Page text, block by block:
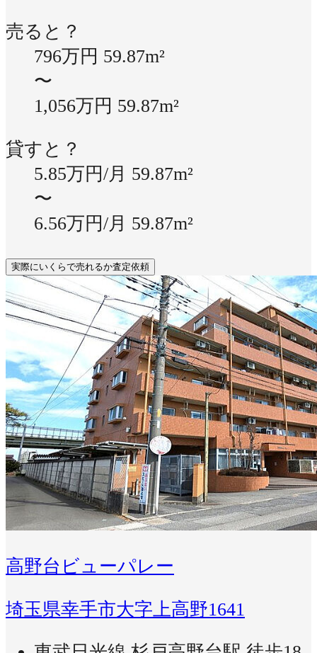
売ると？
796万円 59.87m²
〜
1,056万円 59.87m²
貸すと？
5.85万円/月 59.87m²
〜
6.56万円/月 59.87m²
実際にいくらで売れるか査定依頼
高野台ビューパレー
埼玉県幸手市大字上高野1641